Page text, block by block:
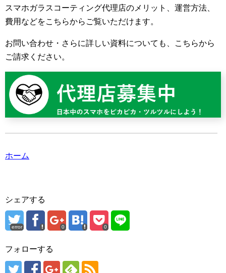
スマホガラスコーティング代理店のメリット、運営方法、
費用などをこちらからご覧いただけます。
お問い合わせ・さらに詳しい資料についても、こちらから
ご請求ください。
ホーム
シェアする
error 0 0
フォローする